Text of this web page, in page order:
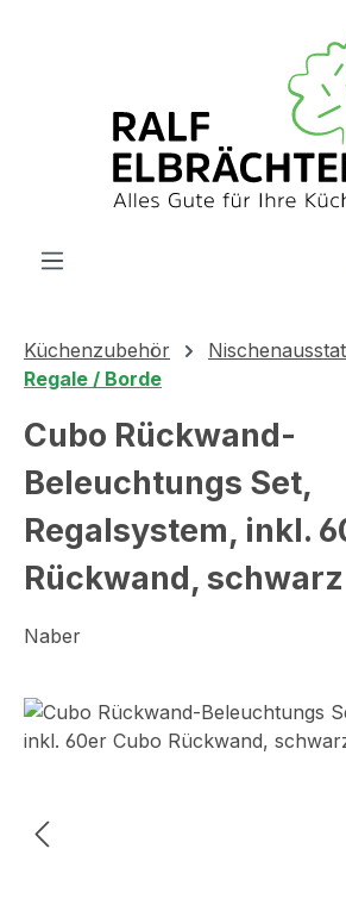
Küchenzubehör
Regale / Borde
Cubo Rückwand-
Beleuchtungs Set,
Regalsystem, inkl.
Rückwand,
Naber
Bildergalerie überspringen